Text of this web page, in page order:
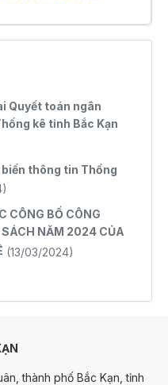
Quyết toán ngân
kê tỉnh Bắc Kạn
thông tin Thống
CÔNG BỐ CÔNG
NĂM 2024 CỦA
(13/03/2024)
thành phố Bắc Kạn, tỉnh